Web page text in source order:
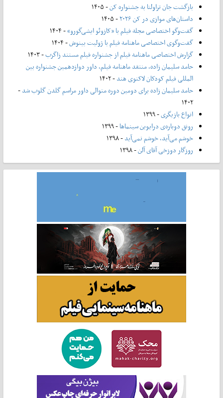
بازگشت جان تراولتا به جشنواره کن- ۱۴۰۵
داستان‌های موازی در کن ۲۰۲۶
- ۱۴۰۵
گفت‌وگو اختصاصی مجله فیلم با «کازوئو ایشی‌گورو»- ۱۴۰۴
گفت‌وگوی اختصاصی ماهنامه فیلم با ژولیت بینوش- ۱۴۰۴
گزارش اختصاصی ماهنامه فیلم از جشنواره فیلم مستند زاگرب- ۱۴۰۳
حامد سلیمان زاده، منتقد ماهنامه فیلم، داور دوازدهمین جشنواره بین
المللی فیلم کودکان لاکنوی هند- ۱۴۰۲
حامد سلیمان زاده برای دومین دوره متوالی داور مراسم گلدن گلوب شد-
۱۴۰۲
انواع بازیگری- ۱۳۹۹
رونق دوباره‌ی درایوین سینماها- ۱۳۹۹
خوشم می‌آید، خوشم نمی‌آید- ۱۳۹۸
روزگار دوزخی آقای آلن- ۱۳۹۸